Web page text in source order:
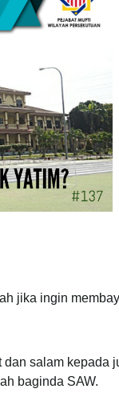
jika ingin
salam
baginda SAW.